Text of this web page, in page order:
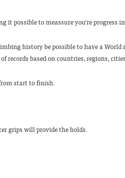
possible to meassure you’re progress
history be possible to have a World
based on countries, regions,
start to finish.
grips will provide the holds.